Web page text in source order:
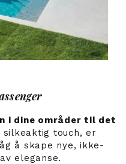
i dine områder til det
silkeaktig touch, er
å skape nye, ikke-
eleganse.